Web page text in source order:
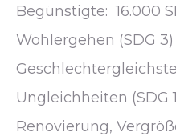
Begünstigte: 16.000
Wohlergehen (SDG 3)
Ungleichheiten (SDG
Renovierung,